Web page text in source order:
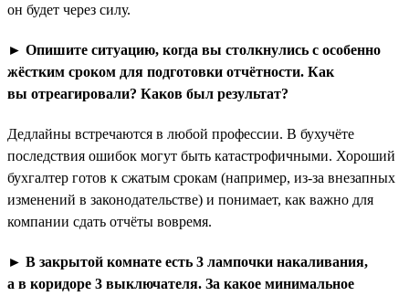
он будет через силу.
► Опишите ситуацию, когда вы столкнулись с особенно
жёстким сроком для подготовки отчётности. Как
вы отреагировали? Каков был результат?
Дедлайны встречаются в любой профессии. В бухучёте
последствия ошибок могут быть катастрофичными. Хороший
бухгалтер готов к сжатым срокам (например, из-за внезапных
изменений в законодательстве) и понимает, как важно для
компании сдать отчёты вовремя.
► В закрытой комнате есть 3 лампочки накаливания,
а в коридоре 3 выключателя. За какое минимальное